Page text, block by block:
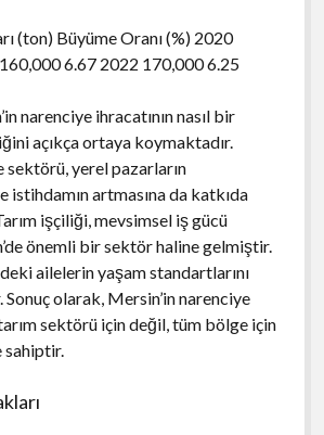
(ton) Büyüme Oranı (%) 2020
6.67 2022 170,000 6.25
narenciye ihracatının nasıl bir
açıkça ortaya koymaktadır.
sektörü, yerel pazarların
istihdamın artmasına da katkıda
işçiliği, mevsimsel iş gücü
önemli bir sektör haline gelmiştir.
ailelerin yaşam standartlarını
olarak, Mersin’in narenciye
sektörü için değil, tüm bölge için
sahiptir.